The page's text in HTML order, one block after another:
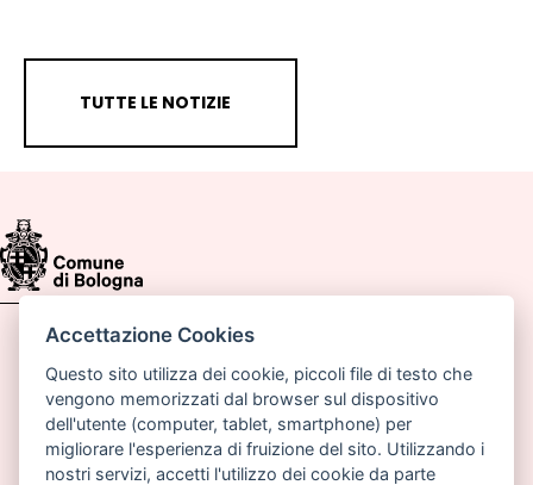
TUTTE LE NOTIZIE
Comune di Bologna, Piazza Maggiore, 6 - 40124
Bologna
P.lva: 01232710374
Email:pianoabitarebologna@comune.bologna.it
Accettazione Cookies
Questo sito utilizza dei cookie, piccoli file di testo che
vengono memorizzati dal browser sul dispositivo
dell'utente (computer, tablet, smartphone) per
migliorare l'esperienza di fruizione del sito. Utilizzando i
nostri servizi, accetti l'utilizzo dei cookie da parte